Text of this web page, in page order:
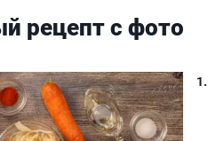
рецепт с фото